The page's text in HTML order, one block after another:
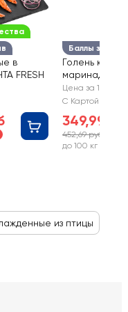
в
FRESH
Баллы за отзыв
Голень
маринаде
Цена за 1 кг
С Картой №1
349,99 руб
452,69 руб
до 100 кг
из птицы